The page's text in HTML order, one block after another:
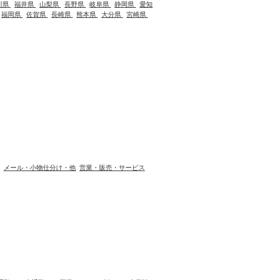
県 福井県 山梨県 長野県 岐阜県 静岡県
愛知
福岡県 佐賀県 長崎県 熊本県 大分県
宮崎県
メール・小物仕分け・他 営業・販売・サービス